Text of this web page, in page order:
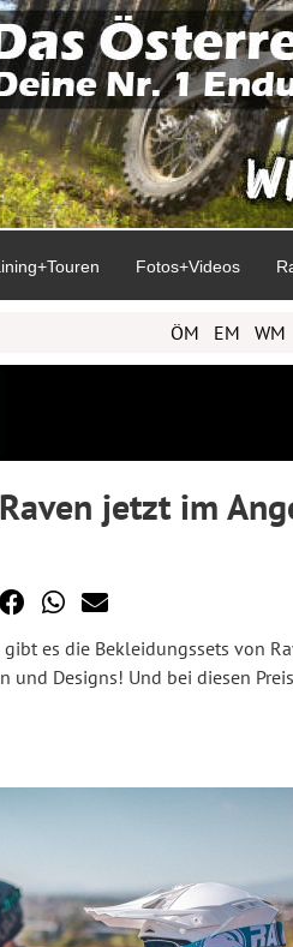
Fotos+Videos
ÖM EM WM
jetzt im
es die Bekleidungssets von
und Designs! Und bei diesen